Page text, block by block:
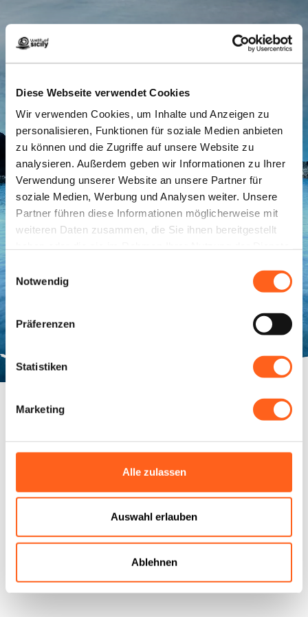
Diese Webseite verwendet Cookies
Wir verwenden Cookies, um Inhalte und Anzeigen zu
personalisieren, Funktionen für soziale Medien anbieten
zu können und die Zugriffe auf unsere Website zu
analysieren. Außerdem geben wir Informationen zu Ihrer
Verwendung unserer Website an unsere Partner für
soziale Medien, Werbung und Analysen weiter. Unsere
Partner führen diese Informationen möglicherweise mit
weiteren Daten zusammen, die Sie ihnen bereitgestellt
Einwilligungsauswahl
Notwendig
Präferenzen
Statistiken
Marketing
Alle zulassen
Auswahl erlauben
Ablehnen
Errore 404
Ci dispiace la pagina che stai cercando non
esiste più, ritorna alla Homepage
Torna alla homepage